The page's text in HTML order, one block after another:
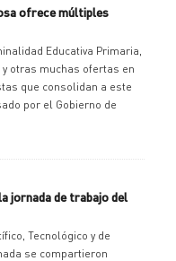
ofrece múltiples
Educativa Primaria,
otras muchas ofertas en
que consolidan a este
por el Gobierno de
jornada de trabajo del
Tecnológico y de
se compartieron